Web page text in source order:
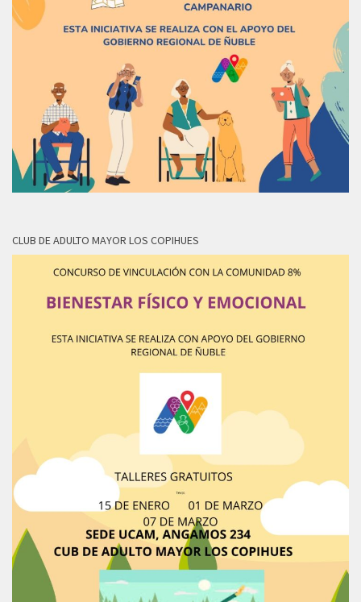
CLUB DE ADULTO MAYOR LOS COPIHUES